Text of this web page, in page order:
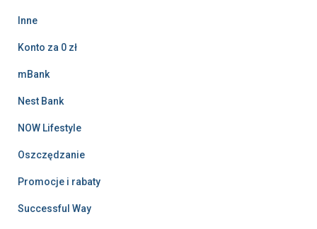
Inne
Konto za 0 zł
mBank
Nest Bank
NOW Lifestyle
Oszczędzanie
Promocje i rabaty
Successful Way